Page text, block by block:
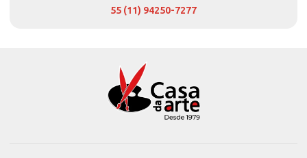
55 (11) 94250-7277